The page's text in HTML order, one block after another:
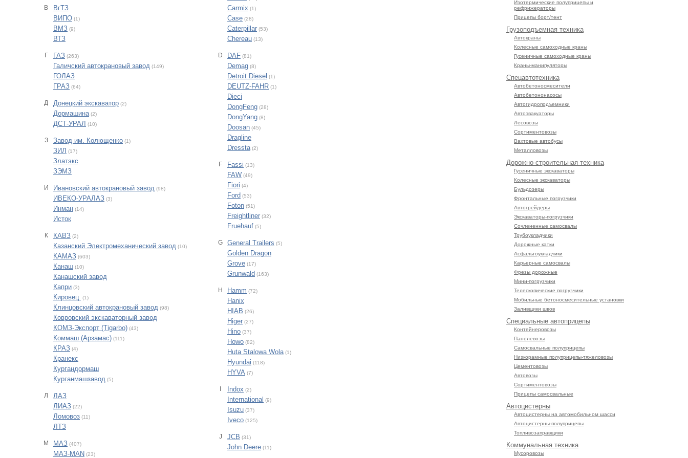
В
ВгТЗ
ВИПО (1)
ВМЗ (9)
ВТЗ
Г ГАЗ (263)
Галичский автокрановый завод (149)
ГОЛАЗ
ГРАЗ (64)
Д Донецкий экскаватор (2)
Дормашина (2)
ДСТ-УРАЛ (10)
З Завод им. Колющенко (1)
ЗИЛ (17)
Златэкс
ЗЭМЗ
И Ивановский автокрановый завод (98)
ИВЕКО-УРАЛАЗ (3)
Инман (14)
Исток
К КАВЗ (2)
Казанский Электромеханический завод (10)
КАМАЗ (603)
Канаш (10)
Канашский завод
Капри (3)
Кировец (1)
Клинцовский автокрановый завод (98)
Ковровский экскаваторный завод
КОМЗ-Экспорт (Tigarbo) (43)
Коммаш (Арзамас) (111)
КРАЗ (4)
Кранекс
Кургандормаш
Курганмашзавод (5)
Л
ЛАЗ
ЛИАЗ (22)
Ломовоз (11)
ЛТЗ
М МАЗ (407)
МАЗ-MAN (23)
Carmix (1)
Case (28)
Caterpillar (53)
Chereau (13)
D DAF (81)
Demag (8)
Detroit Diesel (1)
DEUTZ-FAHR (1)
Dieci
DongFeng (28)
DongYang (8)
Doosan (45)
Dragline
Dressta (2)
F Fassi (13)
FAW (49)
Fiori (4)
Ford (53)
Foton (51)
Freightliner (32)
Fruehauf (5)
G General Trailers (5)
Golden Dragon
Grove (17)
Grunwald (163)
H Hamm (72)
Hanix
HIAB (26)
Higer (27)
Hino (37)
Howo (82)
Huta Stalowa Wola (1)
Hyundai (118)
HYVA (7)
Indox (2)
International (9)
Isuzu (37)
Iveco (125)
J JCB (31)
John Deere (11)
Изотермические полуприцепы и
рефрижераторы
Прицепы борт/тент
Грузоподъемная техника
Автокраны
Колесные самоходные краны
Гусеничные самоходные краны
Краны-манипуляторы
Спецавтотехника
Автобетоносмесители
Автобетононасосы
Автогидроподъемники
Автоэвакуаторы
Лесовозы
Сортиментовозы
Вахтовые автобусы
Металловозы
Дорожно-строительная техника
Гусеничные экскаваторы
Колесные экскаваторы
Бульдозеры
Фронтальные погрузчики
Автогрейдеры
Экскаваторы-погрузчики
Сочлененные самосвалы
Трубоукладчики
Дорожные катки
Асфальтоукладчики
Карьерные самосвалы
Фрезы дорожные
Мини-погрузчики
Телескопические погрузчики
Мобильные бетоносмесительные установки
Заливщики швов
Специальные автоприцепы
Контейнеровозы
Панелевозы
Самосвальные полуприцепы
Низкорамные полуприцепы-тяжеловозы
Цементовозы
Автовозы
Сортиментовозы
Прицепы самосвальные
Автоцистерны
Автоцистерны на автомобильном шасси
Автоцистерны-полуприцепы
Топливозаправщики
Коммунальная техника
Мусоровозы